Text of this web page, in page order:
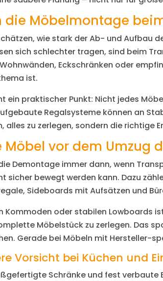
die Möbelmontage
wie stark der Ab- und Aufbau
sich schlechter tragen, sind beim
Eckschränken oder
ist.
ein praktischer Punkt: Nicht jedes
Regalsysteme können an
alles zu zerlegen, sondern die richtige
Möbel vor dem Umzug
Demontage immer dann, wenn
sicher bewegt werden kann. Dazu
Sideboards mit Aufsätzen und
Kommoden oder stabilen Lowboards
Möbelstück zu zerlegen. Das
Gerade bei Möbeln mit Hersteller-
Vorsicht bei Küchen und
Schränke und fest